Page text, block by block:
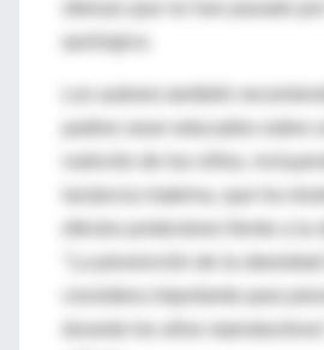
quirúrgica.
padres sean educados sobre
considera importante para